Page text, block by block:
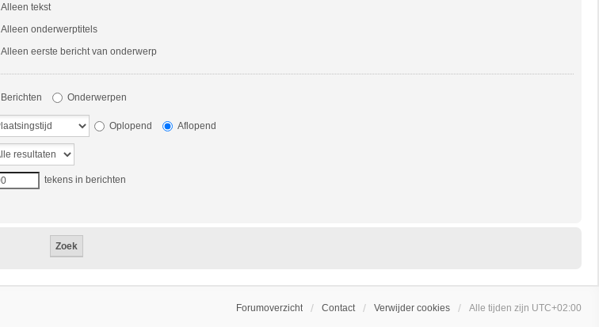
Alleen tekst
Alleen onderwerptitels
Alleen eerste bericht van onderwerp
Berichten Onderwerpen
Oplopend Aflopend
tekens in berichten
Forumoverzicht Contact Verwijder cookies Alle tijden zijn UTC+02:00